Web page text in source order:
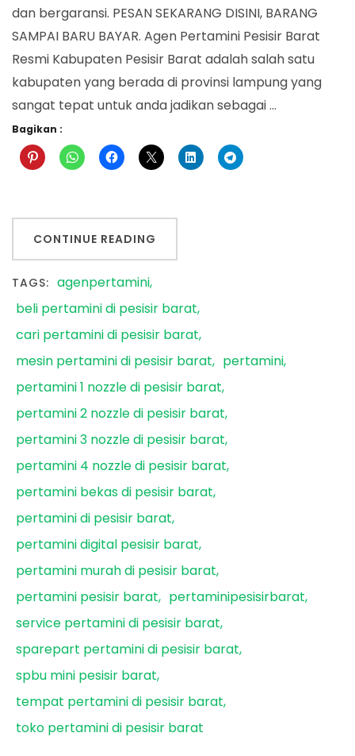
dan bergaransi. PESAN SEKARANG DISINI, BARANG
SAMPAI BARU BAYAR. Agen Pertamini Pesisir Barat
Resmi Kabupaten Pesisir Barat adalah salah satu
kabupaten yang berada di provinsi lampung yang
sangat tepat untuk anda jadikan sebagai …
Bagikan :
CONTINUE READING
TAGS: agenpertamini
beli pertamini di pesisir barat
cari pertamini di pesisir barat
mesin pertamini di pesisir barat
pertamini
pertamini 1 nozzle di pesisir barat
pertamini 2 nozzle di pesisir barat
pertamini 3 nozzle di pesisir barat
pertamini 4 nozzle di pesisir barat
pertamini bekas di pesisir barat
pertamini di pesisir barat
pertamini digital pesisir barat
pertamini murah di pesisir barat
pertamini pesisir barat
pertaminipesisirbarat
service pertamini di pesisir barat
sparepart pertamini di pesisir barat
spbu mini pesisir barat
tempat pertamini di pesisir barat
toko pertamini di pesisir barat